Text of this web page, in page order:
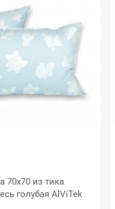
пухоперовая смесь голубая AlViTek